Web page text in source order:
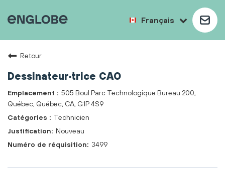
Français
Retour
Dessinateur·trice CAO
505 Boul.Parc Technologique Bureau 200,
Québec, Québec, CA, G1P 4S9
Technicien
Nouveau
3499